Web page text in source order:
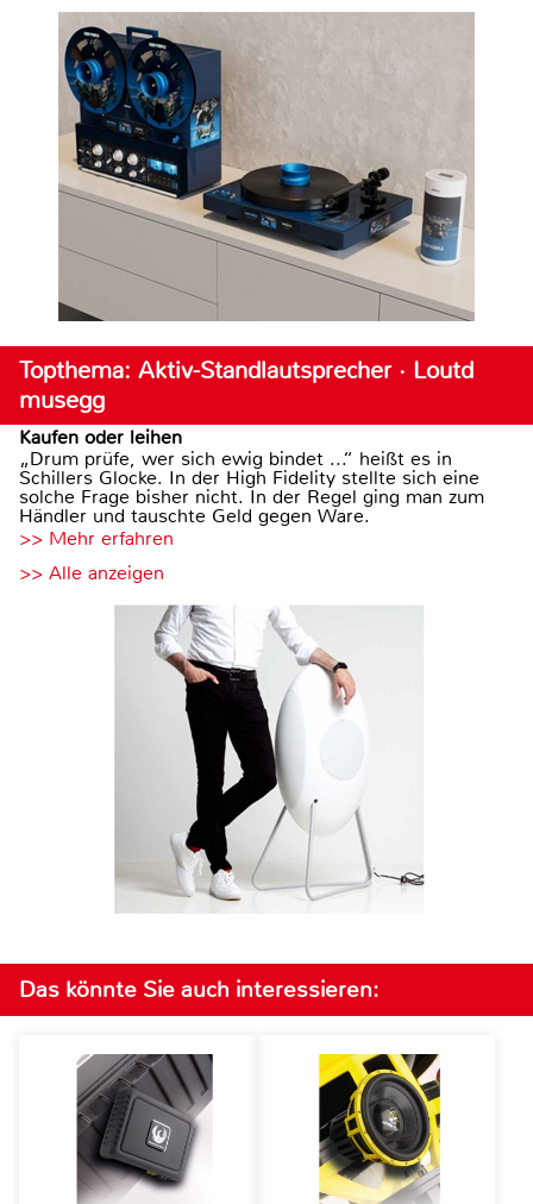
Topthema: Aktiv-Standlautsprecher · Loutd
musegg
Kaufen oder leihen
„Drum prüfe, wer sich ewig bindet ...“ heißt es in
Schillers Glocke. In der High Fidelity stellte sich eine
solche Frage bisher nicht. In der Regel ging man zum
Händler und tauschte Geld gegen Ware.
>> Mehr erfahren
>> Alle anzeigen
Das könnte Sie auch interessieren: